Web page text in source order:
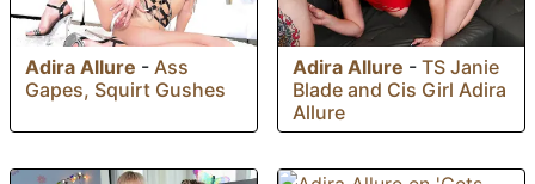
Adira Allure - Ass
Gapes, Squirt Gushes
Adira Allure - TS Janie
Blade and Cis Girl Adira
Allure